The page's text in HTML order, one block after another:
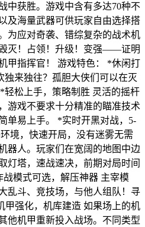
中获胜。游戏中含有多达70种不
及海量武器可供玩家自由选择搭
为应对奇袭、错综复杂的战术机
灭！占领！升级！变强——证明
甲指挥官！ 游戏特色： *休闲打
独来独往？孤胆大侠们可以在灭
轻松上手，策略制胜 灵活的摇杆
游戏不要求十分精准的瞄准技术
单易上手。 *实时开黑对战，5-
境，快速开局，没有迷雾无需
器人。玩家们在宽阔的地图中边
灯塔，速战速决，前期对局时间
模式可选，解压神器 主宰模
乱斗、竞技场，与他人组队！寻
甲强化，机库建造 如果场上的机
他机甲重新投入战场。不同类型